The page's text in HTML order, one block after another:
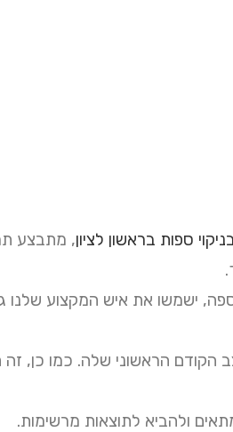
ספות בראשון לציון, מתבצע
ישמשו את איש המקצוע שלנו
הקודם הראשוני שלה. כמו כן,
ולהביא לתוצאות מרשימות.